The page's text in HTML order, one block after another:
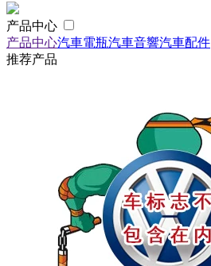
产品中心
产品中心汽車電瓶汽車音響汽車配件
推荐产品